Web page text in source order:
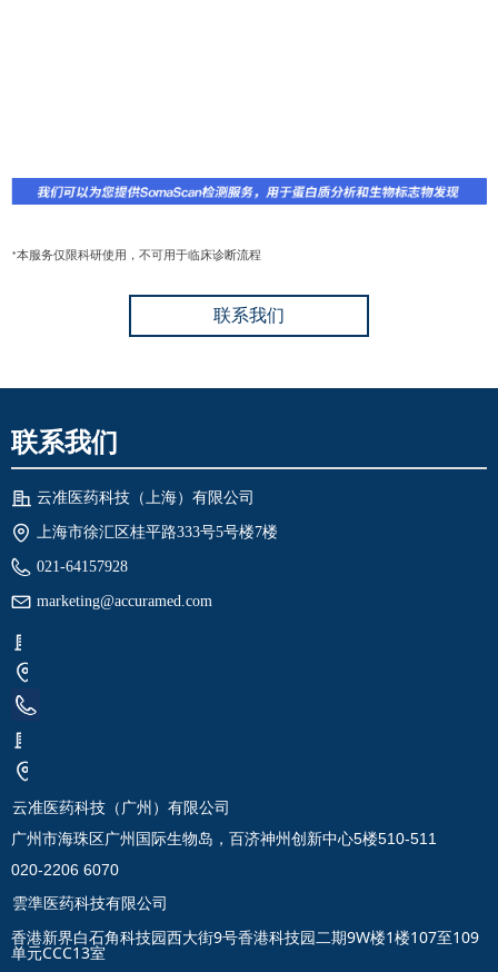
*本服务仅限科研使用，不可用于临床诊断流程
联系我们
联系我们
云准医药科技（上海）有限公司
上海市徐汇区桂平路333号5号楼7楼
021-64157928
marketing@accuramed.com
云准医药科技（广州）有限公司
广州市海珠区广州国际生物岛，百济神州创新中心5楼510-511
020-2206 6070
雲準医药科技有限公司
香港新界白石角科技园西大街9号香港科技园二期9W楼1楼107至109
单元CCC13室